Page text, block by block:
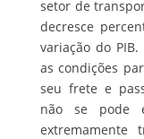
setor de
decresce
variação do
as condições
seu frete e
não se pode
extremamente